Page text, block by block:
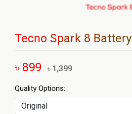
Tecno Spark 8 Battery
৳ 899 ৳ 1,399
Quality Options: